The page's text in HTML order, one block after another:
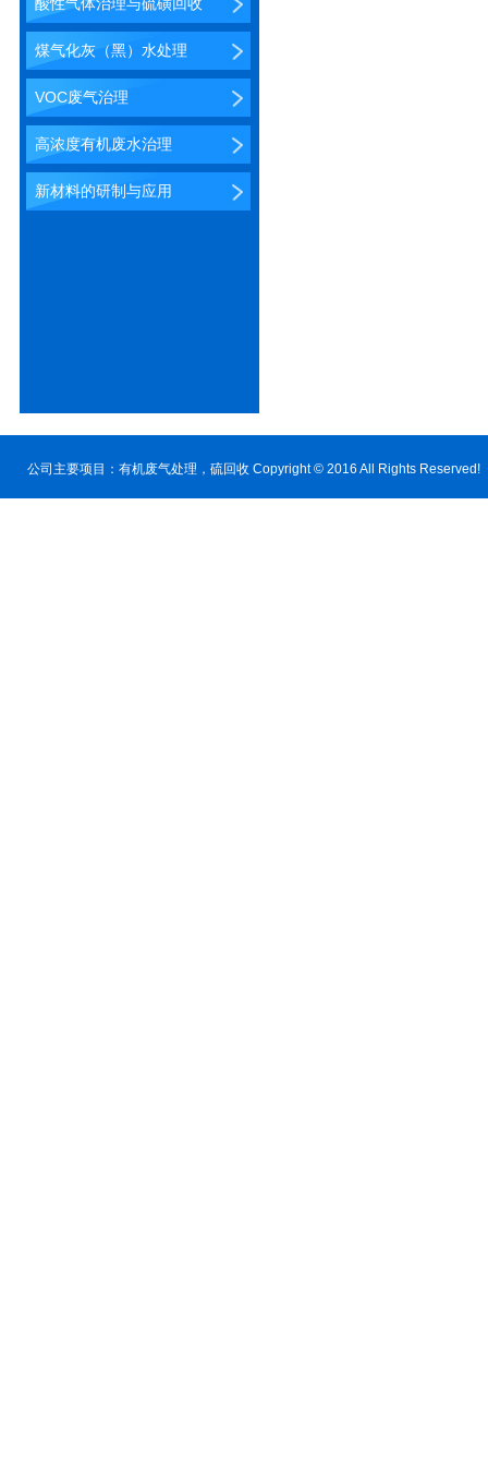
煤气化灰（黑）水处理
VOC废气治理
高浓度有机废水治理
新材料的研制与应用
公司主要项目： 有机废气处理 ，硫回收 Copyright © 2016 All Rights